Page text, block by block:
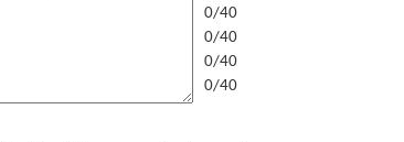
0/40
0/40
0/40
0/40